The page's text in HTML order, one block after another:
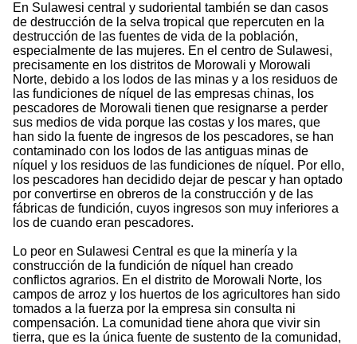
En Sulawesi central y sudoriental también se dan casos
de destrucción de la selva tropical que repercuten en la
destrucción de las fuentes de vida de la población,
especialmente de las mujeres. En el centro de Sulawesi,
precisamente en los distritos de Morowali y Morowali
Norte, debido a los lodos de las minas y a los residuos de
las fundiciones de níquel de las empresas chinas, los
pescadores de Morowali tienen que resignarse a perder
sus medios de vida porque las costas y los mares, que
han sido la fuente de ingresos de los pescadores, se han
contaminado con los lodos de las antiguas minas de
níquel y los residuos de las fundiciones de níquel. Por ello,
los pescadores han decidido dejar de pescar y han optado
por convertirse en obreros de la construcción y de las
fábricas de fundición, cuyos ingresos son muy inferiores a
los de cuando eran pescadores.
Lo peor en Sulawesi Central es que la minería y la
construcción de la fundición de níquel han creado
conflictos agrarios. En el distrito de Morowali Norte, los
campos de arroz y los huertos de los agricultores han sido
tomados a la fuerza por la empresa sin consulta ni
compensación. La comunidad tiene ahora que vivir sin
tierra, que es la única fuente de sustento de la comunidad,